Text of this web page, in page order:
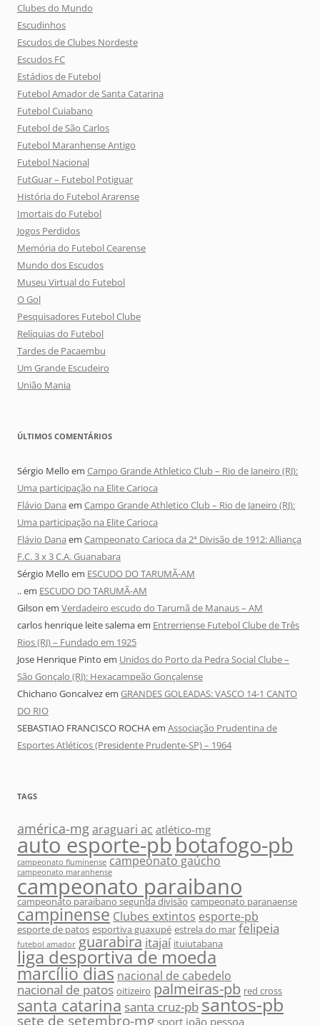
Clubes do Mundo
Escudinhos
Escudos de Clubes Nordeste
Escudos FC
Estádios de Futebol
Futebol Amador de Santa Catarina
Futebol Cuiabano
Futebol de São Carlos
Futebol Maranhense Antigo
Futebol Nacional
FutGuar – Futebol Potiguar
História do Futebol Ararense
Imortais do Futebol
Jogos Perdidos
Memória do Futebol Cearense
Mundo dos Escudos
Museu Virtual do Futebol
O Gol
Pesquisadores Futebol Clube
Relíquias do Futebol
Tardes de Pacaembu
Um Grande Escudeiro
União Mania
ÚLTIMOS COMENTÁRIOS
Sérgio Mello em Campo Grande Athletico Club – Rio de Janeiro (RJ):
Uma participação na Elite Carioca
Flávio Dana em Campo Grande Athletico Club – Rio de Janeiro (RJ):
Uma participação na Elite Carioca
Flávio Dana em Campeonato Carioca da 2ª Divisão de 1912: Alliança
F.C. 3 x 3 C.A. Guanabara
Sérgio Mello em ESCUDO DO TARUMÃ-AM
..em ESCUDO DO TARUMÃ-AM
Gilson em Verdadeiro escudo do Tarumã de Manaus – AM
carlos henrique leite salemaem Entrerriense Futebol Clube de Três
Rios (RJ) – Fundado em 1925
Jose Henrique Pinto em Unidos do Porto da Pedra Social Clube –
São Gonçalo (RJ): Hexacampeão Gonçalense
Chichano Goncalvezem GRANDES GOLEADAS: VASCO 14-1 CANTO
DO RIO
SEBASTIAO FRANCISCO ROCHAem Associação Prudentina de
Esportes Atléticos (Presidente Prudente-SP) – 1964
TAGS
américa-mgaraguari ac atlético-mg
auto esporte-pbbotafogo-pb
campeonato fluminense campeonato gaúcho
campeonato maranhense
campeonato paraibano
campeonato paraibano segunda divisão campeonato paranaense
campinense Clubes extintos esporte-pb
esporte de patos esportiva guaxupé estrela do mar felipeia
futebol amador guarabira itajaí ituiutabana
liga desportiva de moeda
marcílio dias nacional de cabedelo
nacional de patos oitizeiro palmeiras-pb red cross
santa catarina santa cruz-pbsantos-pb
sete de setembro-mg sport joão pessoa